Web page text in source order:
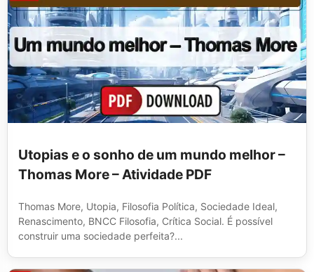
Utopias e o sonho de um mundo melhor –
Thomas More – Atividade PDF
Thomas More, Utopia, Filosofia Política, Sociedade Ideal,
Renascimento, BNCC Filosofia, Crítica Social. É possível
construir uma sociedade perfeita?...